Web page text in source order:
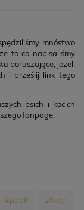
mnóstwo
to co napisaliśmy
poruszające, jeżeli
i prześlij link tego
psich i kocich
fanpage:
#pupil #Koty